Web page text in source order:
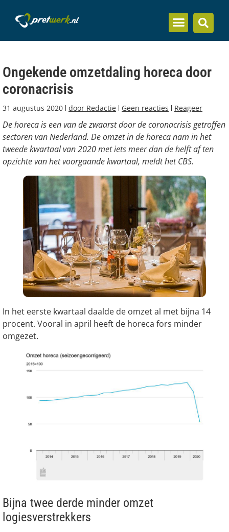
Ongekende omzetdaling horeca door
coronacrisis
31 augustus 2020 door Redactie Geen reacties Reageer
De horeca is een van de zwaarst door de coronacrisis getroffen
sectoren van Nederland. De omzet in de horeca nam in het
tweede kwartaal van 2020 met iets meer dan de helft af ten
opzichte van het voorgaande kwartaal, meldt het CBS.
In het eerste kwartaal daalde de omzet al met bijna 14
procent. Vooral in april heeft de horeca fors minder
omgezet.
Bijna twee derde minder omzet
logiesverstrekkers